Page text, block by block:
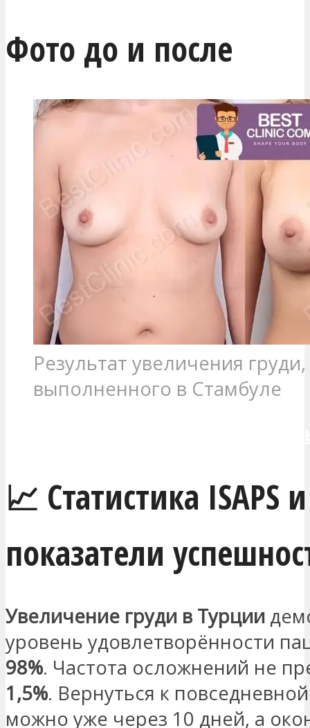
Фото до и после
Результат увеличения груди,
выполненного в Стамбуле
📈 Статистика ISAPS и
показатели
Увеличение груди в Турции
уровень удовлетворённости
98%. Частота осложнений не
1,5%. Вернуться к
можно уже через 10 дней, а